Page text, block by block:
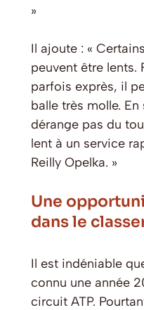
»
Il ajoute : «
peuvent être lents.
parfois exprès, il
balle très molle.
dérange pas du
lent à un service
Reilly Opelka. »
Une
dans le
Il est indéniable
connu une année
circuit ATP.